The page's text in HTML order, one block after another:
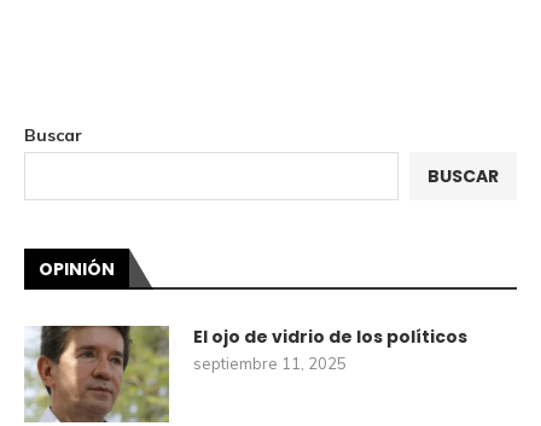
Buscar
BUSCAR
OPINIÓN
El ojo de vidrio de los políticos
septiembre 11, 2025